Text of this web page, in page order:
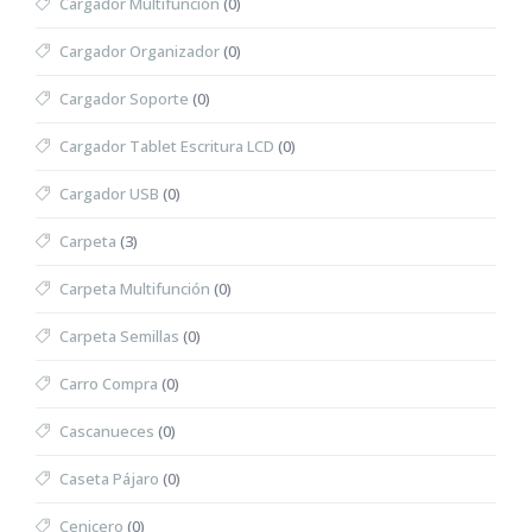
Cargador Organizador(0)
Cargador Soporte (0)
Cargador Tablet Escritura LCD (0)
Cargador USB (0)
Carpeta (3)
Carpeta Multifunción (0)
Carpeta Semillas (0)
Carro Compra (0)
Cascanueces (0)
Caseta Pájaro (0)
Cenicero (0)